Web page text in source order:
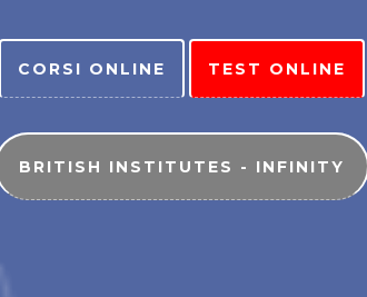
CORSI ONLINE TEST ONLINE
BRITISH INSTITUTES - INFINITY